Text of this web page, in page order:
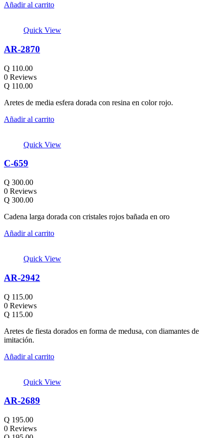
Añadir al carrito
Quick View
AR-2870
Q 110.00
0 Reviews
Q 110.00
Aretes de media esfera dorada con resina en color rojo.
Añadir al carrito
Quick View
C-659
Q 300.00
0 Reviews
Q 300.00
Cadena larga dorada con cristales rojos bañada en oro
Añadir al carrito
Quick View
AR-2942
Q 115.00
0 Reviews
Q 115.00
Aretes de fiesta dorados en forma de medusa, con diamantes de
imitación.
Añadir al carrito
Quick View
AR-2689
Q 195.00
0 Reviews